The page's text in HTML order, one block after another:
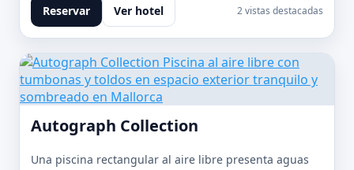
Reservar Ver hotel 2 vistas destacadas
Autograph Collection
Una piscina rectangular al aire libre presenta aguas